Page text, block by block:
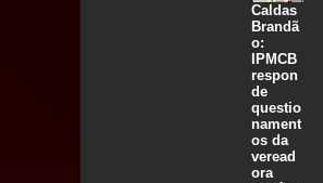
Caldas
Brandã
o:
IPMCB
respon
de
questio
nament
os da
veread
ora